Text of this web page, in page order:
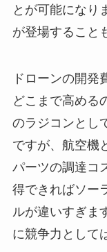
とが可能になり
が登場すること
ドローンの開発
どこまで高める
のラジコンとし
ですが、航空機
パーツの調達コ
得できればソー
ルが違いすぎま
に競争力として